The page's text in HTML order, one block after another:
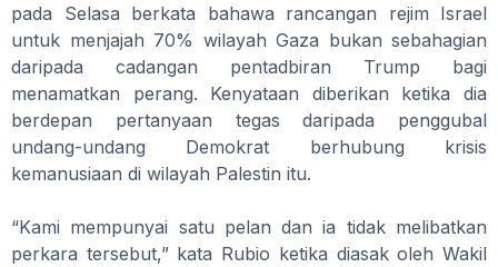
pada Selasa berkata bahawa rancangan rejim Israel
untuk menjajah 70% wilayah Gaza bukan sebahagian
daripada cadangan pentadbiran Trump bagi
menamatkan perang. Kenyataan diberikan ketika dia
berdepan pertanyaan tegas daripada penggubal
undang-undang Demokrat berhubung krisis
kemanusiaan di wilayah Palestin itu.
“Kami mempunyai satu pelan dan ia tidak melibatkan
perkara tersebut,” kata Rubio ketika diasak oleh Wakil